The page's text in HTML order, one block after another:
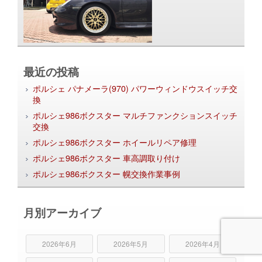
最近の投稿
ポルシェ パナメーラ(970) パワーウィンドウスイッチ交
換
ポルシェ986ボクスター マルチファンクションスイッチ
交換
ポルシェ986ボクスター ホイールリペア修理
ポルシェ986ボクスター 車高調取り付け
ポルシェ986ボクスター 幌交換作業事例
月別アーカイブ
2026年6月 2026年5月 2026年4月